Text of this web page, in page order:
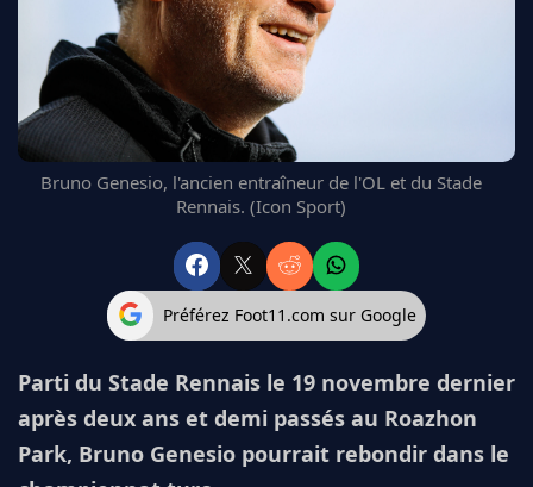
FC BARCELONE
MANCHESTER UNITED
CHELSEA
ARSENAL
BAYERN
L'AVIS DE LA RÉDAC'
Bruno Genesio, l'ancien entraîneur de l'OL et du Stade
Rennais. (Icon Sport)
Préférez Foot11.com sur Google
Parti du Stade Rennais le 19 novembre dernier
après deux ans et demi passés au Roazhon
Park, Bruno Genesio pourrait rebondir dans le